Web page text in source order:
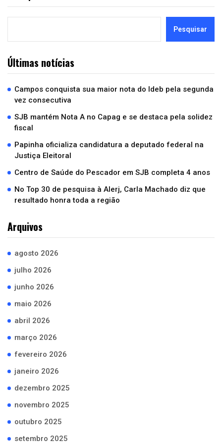
Pesquisar
Últimas notícias
Campos conquista sua maior nota do Ideb pela segunda
vez consecutiva
SJB mantém Nota A no Capag e se destaca pela solidez
fiscal
Papinha oficializa candidatura a deputado federal na
Justiça Eleitoral
Centro de Saúde do Pescador em SJB completa 4 anos
No Top 30 de pesquisa à Alerj, Carla Machado diz que
resultado honra toda a região
Arquivos
agosto 2026
julho 2026
junho 2026
maio 2026
abril 2026
março 2026
fevereiro 2026
janeiro 2026
dezembro 2025
novembro 2025
outubro 2025
setembro 2025